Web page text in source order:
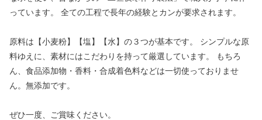
っています。 全ての工程で長年の経験とカンが要求されます。
原料は【小麦粉】【塩】【水】の３つが基本です。 シンプルな原
料ゆえに、素材にはこだわりを持って厳選しています。 もちろ
ん、食品添加物・香料・合成着色料などは一切使っておりませ
ん。無添加です。
ぜひ一度、ご賞味ください。